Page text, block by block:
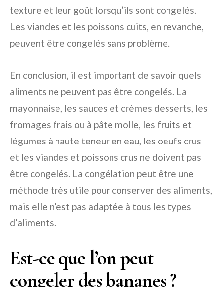
texture et leur goût lorsqu’ils sont congelés.
Les viandes et les poissons cuits, en revanche,
peuvent être congelés sans problème.
En conclusion, il est important de savoir quels
aliments ne peuvent pas être congelés. La
mayonnaise, les sauces et crèmes desserts, les
fromages frais ou à pâte molle, les fruits et
légumes à haute teneur en eau, les oeufs crus
et les viandes et poissons crus ne doivent pas
être congelés. La congélation peut être une
méthode très utile pour conserver des aliments,
mais elle n’est pas adaptée à tous les types
d’aliments.
Est-ce que l’on peut
congeler des bananes ?